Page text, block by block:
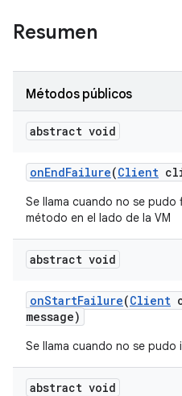
Resumen
Métodos públicos
abstract void
onEndFailure(Client
Se llama cuando no se
método en el lado de la VM
abstract void
onStartFailure(Client
message)
Se llama cuando no se
abstract void